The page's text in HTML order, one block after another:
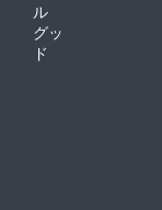
ル
グッ
ド